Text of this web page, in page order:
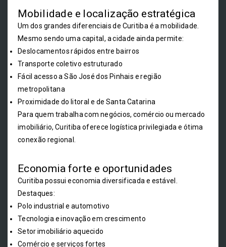
Mobilidade e localização estratégica
Um dos grandes diferenciais de Curitiba é a mobilidade.
Mesmo sendo uma capital, a cidade ainda permite:
Deslocamentos rápidos entre bairros
Transporte coletivo estruturado
Fácil acesso a São José dos Pinhais e região
metropolitana
Proximidade do litoral e de Santa Catarina
Para quem trabalha com negócios, comércio ou mercado
imobiliário, Curitiba oferece logística privilegiada e ótima
conexão regional.
Economia forte e oportunidades
Curitiba possui economia diversificada e estável.
Destaques:
Polo industrial e automotivo
Tecnologia e inovação em crescimento
Setor imobiliário aquecido
Comércio e serviços fortes